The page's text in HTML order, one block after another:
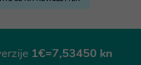
1€=7,53450 kn